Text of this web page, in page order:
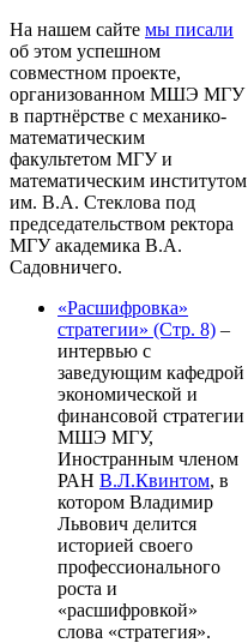
На нашем сайте мы писали
об этом успешном
совместном проекте,
организованном МШЭ МГУ
в партнёрстве с механико-
математическим
факультетом МГУ и
математическим институтом
им. В.А. Стеклова под
председательством ректора
МГУ академика В.А.
Садовничего.
«Расшифровка»
стратегии» (Стр. 8) –
интервью с
заведующим кафедрой
экономической и
финансовой стратегии
МШЭ МГУ,
Иностранным членом
РАН В.Л.Квинтом, в
котором Владимир
Львович делится
историей своего
профессионального
роста и
«расшифровкой»
слова «стратегия».